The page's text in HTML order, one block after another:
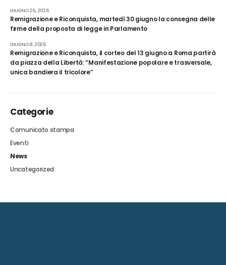
Remigrazione e Riconquista, martedì 30 giugno la consegna delle
firme della proposta di legge in Parlamento
GIUGNO 26, 2026
Remigrazione e Riconquista, il corteo del 13 giugno a Roma partirà
da piazza della Libertà: “Manifestazione popolare e trasversale,
unica bandiera il tricolore”
GIUGNO 8, 2026
Categorie
Comunicato stampa
Eventi
News
Uncategorized